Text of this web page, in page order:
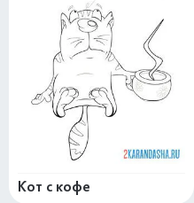
Кот с кофе